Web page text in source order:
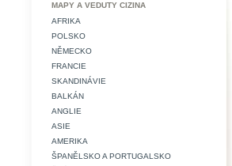
MAPY A VEDUTY CIZINA
AFRIKA
POLSKO
NĚMECKO
FRANCIE
SKANDINÁVIE
BALKÁN
ANGLIE
ASIE
AMERIKA
ŠPANĚLSKO A PORTUGALSKO